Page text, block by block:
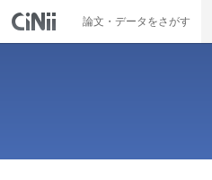
論文・データをさがす